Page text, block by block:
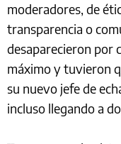
moderadores, de
transparencia o
desaparecieron por
máximo y tuvieron
su nuevo jefe de
incluso llegando a